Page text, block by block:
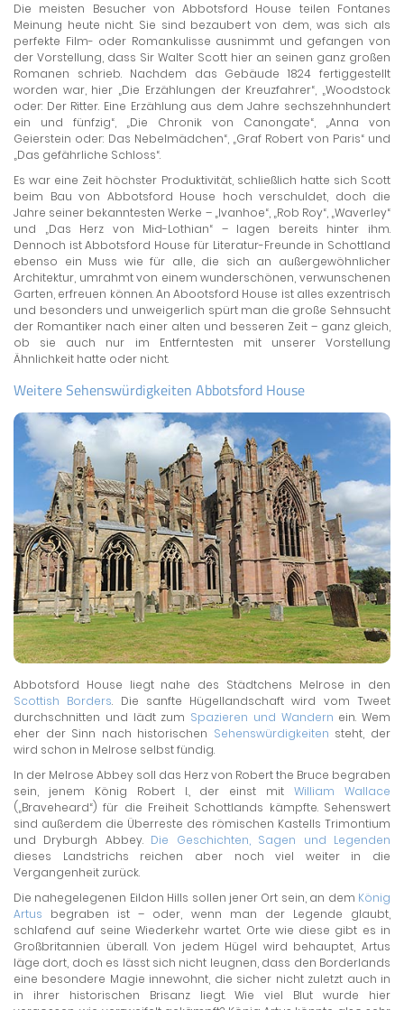
Die meisten Besucher von Abbotsford House teilen Fontanes
Meinung heute nicht. Sie sind bezaubert von dem, was sich als
perfekte Film- oder Romankulisse ausnimmt und gefangen von
der Vorstellung, dass Sir Walter Scott hier an seinen ganz großen
Romanen schrieb. Nachdem das Gebäude 1824 fertiggestellt
worden war, hier „Die Erzählungen der Kreuzfahrer“, „Woodstock
oder: Der Ritter. Eine Erzählung aus dem Jahre sechszehnhundert
ein und fünfzig“, „Die Chronik von Canongate“, „Anna von
Geierstein oder: Das Nebelmädchen“, „Graf Robert von Paris“ und
„Das gefährliche Schloss“.
Es war eine Zeit höchster Produktivität, schließlich hatte sich Scott
beim Bau von Abbotsford House hoch verschuldet, doch die
Jahre seiner bekanntesten Werke – „Ivanhoe“, „Rob Roy“, „Waverley“
und „Das Herz von Mid-Lothian“ – lagen bereits hinter ihm.
Dennoch ist Abbotsford House für Literatur-Freunde in Schottland
ebenso ein Muss wie für alle, die sich an außergewöhnlicher
Architektur, umrahmt von einem wunderschönen, verwunschenen
Garten, erfreuen können. An Abootsford House ist alles exzentrisch
und besonders und unweigerlich spürt man die große Sehnsucht
der Romantiker nach einer alten und besseren Zeit – ganz gleich,
ob sie auch nur im Entferntesten mit unserer Vorstellung
Ähnlichkeit hatte oder nicht.
Weitere Sehenswürdigkeiten Abbotsford House
Abbotsford House liegt nahe des Städtchens Melrose in den
Scottish Borders. Die sanfte Hügellandschaft wird vom Tweet
durchschnitten und lädt zum Spazieren und Wandern ein. Wem
eher der Sinn nach historischen Sehenswürdigkeiten steht, der
wird schon in Melrose selbst fündig.
In der Melrose Abbey soll das Herz von Robert the Bruce begraben
sein, jenem König Robert I., der einst mitWilliam Wallace
(„Braveheard“) für die Freiheit Schottlands kämpfte. Sehenswert
sind außerdem die Überreste des römischen Kastells Trimontium
und Dryburgh Abbey. Die Geschichten, Sagen und Legenden
dieses Landstrichs reichen aber noch viel weiter in die
Vergangenheit zurück.
Die nahegelegenen Eildon Hills sollen jener Ort sein, an dem König
Artus begraben ist – oder, wenn man der Legende glaubt,
schlafend auf seine Wiederkehr wartet. Orte wie diese gibt es in
Großbritannien überall. Von jedem Hügel wird behauptet, Artus
läge dort, doch es lässt sich nicht leugnen, dass den Borderlands
eine besondere Magie innewohnt, die sicher nicht zuletzt auch in
in ihrer historischen Brisanz liegt. Wie viel Blut wurde hier